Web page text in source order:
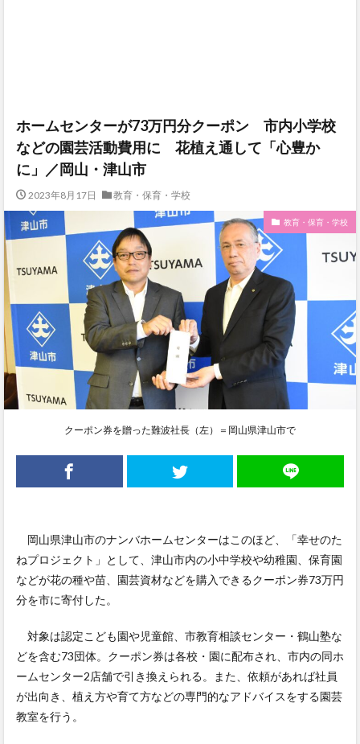
ホームセンターが73万円分クーポン 市内小学校
などの園芸活動費用に 花植え通して「心豊か
に」／岡山・津山市
2023年8月17日 教育・保育・学校
教育・保育・学校
クーポン券を贈った難波社長（左）＝岡山県津山市で
岡山県津山市のナンバホームセンターはこのほど、「幸せのた
ねプロジェクト」として、津山市内の小中学校や幼稚園、保育園
などが花の種や苗、園芸資材などを購入できるクーポン券73万円
分を市に寄付した。
対象は認定こども園や児童館、市教育相談センター・鶴山塾な
どを含む73団体。クーポン券は各校・園に配布され、市内の同ホ
ームセンター2店舗で引き換えられる。また、依頼があれば社員
が出向き、植え方や育て方などの専門的なアドバイスをする園芸
教室を行う。